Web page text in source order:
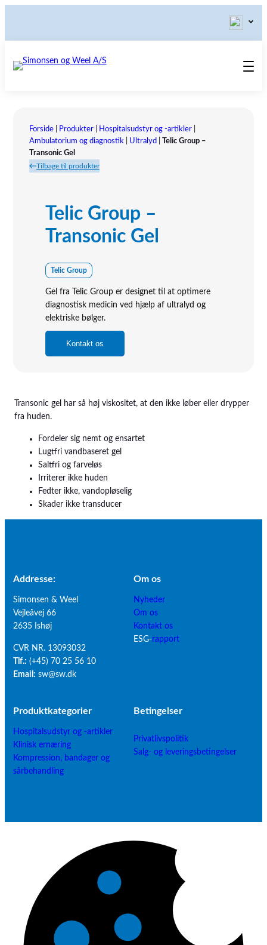
Teknisk Service
Retur-, Reklamations- og
Reparationsformular
Kontakt os
Send ordination
Vores Værdier
Bestyrelsen
Udstillinger
Showroom
Referensinstallation
Vision, Mission, Miljø og Kvalitet
Kliniske diætister
Salgs- og Leveringsbetingelser
Ledige Stillinger
Tlf.: (+45) 70 25 56 10
Forside| Produkter| Hospitalsudstyr og -artikler|
Ambulatorium og diagnostik| Ultralyd
Telic Group –
Transonic Gel
Tilbage til produkter
Telic Group –
Transonic Gel
Telic Group
Gel fra Telic Group er designet til at optimere
diagnostisk medicin ved hjælp af ultralyd og
elektriske bølger.
Kontakt os
Transonic gel har så høj viskositet, at den ikke løber eller drypper
fra huden.
Fordeler sig nemt og ensartet
Lugtfri vandbaseret gel
Saltfri og farveløs
Irriterer ikke huden
Fedter ikke, vandopløselig
Skader ikke transducer
Addresse:
Simonsen & Weel
Vejleåvej 66
2635 Ishøj
CVR NR. 13093032
Tlf.: (+45) 70 25 56 10
Email: sw@sw.dk
Om os
Nyheder
Om os
Kontakt os
ESG-rapport
Produktkategorier
Hospitalsudstyr og -artikler
Klinisk ernæring
Kompression, bandager og
sårbehandling
Betingelser
Privatlivspolitik
Salg- og leveringsbetingelser